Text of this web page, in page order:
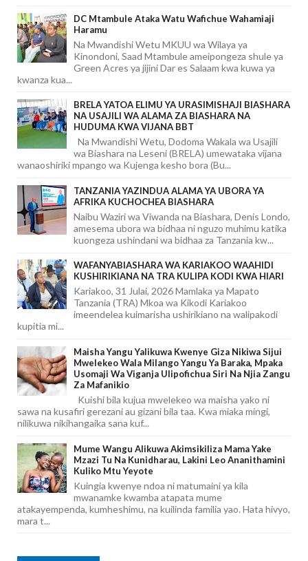
DC Mtambule Ataka Watu Wafichue Wahamiaji
Haramu
Na Mwandishi Wetu MKUU wa Wilaya ya
Kinondoni, Saad Mtambule ameipongeza shule ya
Green Acres ya jijini Dar es Salaam kwa kuwa ya
kwanza kua...
BRELA YATOA ELIMU YA URASIMISHAJI BIASHARA
NA USAJILI WA ALAMA ZA BIASHARA NA
HUDUMA KWA VIJANA BBT
Na Mwandishi Wetu, Dodoma Wakala wa Usajili
wa Biashara na Leseni (BRELA) umewataka vijana
wanaoshiriki mpango wa Kujenga kesho bora (Bu...
TANZANIA YAZINDUA ALAMA YA UBORA YA
AFRIKA KUCHOCHEA BIASHARA
Naibu Waziri wa Viwanda na Biashara, Denis Londo,
amesema ubora wa bidhaa ni nguzo muhimu katika
kuongeza ushindani wa bidhaa za Tanzania kw...
WAFANYABIASHARA WA KARIAKOO WAAHIDI
KUSHIRIKIANA NA TRA KULIPA KODI KWA HIARI
Kariakoo, 31 Julai, 2026 Mamlaka ya Mapato
Tanzania (TRA) Mkoa wa Kikodi Kariakoo
imeendelea kuimarisha ushirikiano na walipakodi
kupitia mi...
Maisha Yangu Yalikuwa Kwenye Giza Nikiwa Sijui
Mwelekeo Wala Milango Yangu Ya Baraka, Mpaka
Usomaji Wa Viganja Ulipofichua Siri Na Njia Zangu
Za Mafanikio
Kuishi bila kujua mwelekeo wa maisha yako ni
sawa na kusafiri gerezani au gizani bila taa. Kwa miaka mingi,
nilikuwa nikihangaika sana kuf...
Mume Wangu Alikuwa Akimsikiliza Mama Yake
Mzazi Tu Na Kunidharau, Lakini Leo Ananithamini
Kuliko Mtu Yeyote
Kuingia kwenye ndoa ni matumaini ya kila
mwanamke kwamba atapata mume
atakayempenda, kumheshimu, na kuilinda familia yao. Hata hivyo,
mara t...